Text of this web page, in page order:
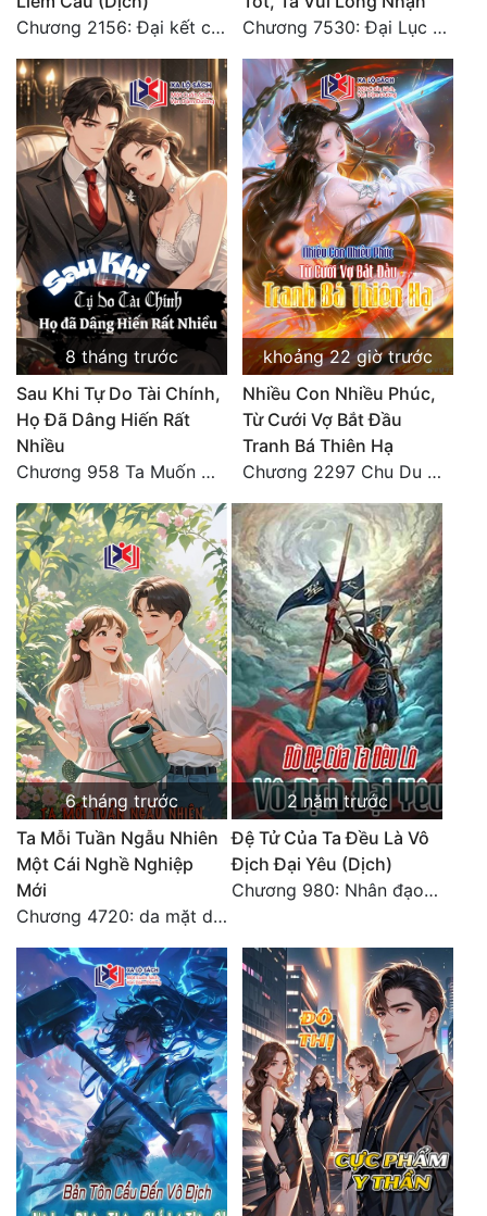
Tu Chân
Tu Tiên
Tội Phạm
Vô Địch
Võ Hiệp
Võng Du
Xuyên Không
Xuyên Nhanh
Xuyên Sách
Xuyên Thư
Điền Văn
Đô Thị
Đông Phương
Đông Phương Huyền Huyễn
Đồng Nhân
Cẩu Đạo Trường Sinh
Ngự Thú
Truyện Nam
Truyện Nữ
Vô Địch Lưu
Xây Dựng Thế Lực
Đam Mỹ
Đẹp Hiệp
Tính Cách Nhân Vật :
Cơ Trí
Sát Phạt Quyết Đoán
Chương 2156: Đại kết cục!!!
Chương 7530: Đại Lục Khởi Nguyên – Kiến Thành 71
8 tháng trước
Sau Khi Tự Do Tài Chính,
Họ Đã Dâng Hiến Rất
Nhiều
Chương 958 Ta Muốn Cùng Các Cô Vĩnh Viễn Ở Bên Nhau (2) Hết
khoảng 22 giờ trước
Nhiều Con Nhiều Phúc,
Từ Cưới Vợ Bắt Đầu
Tranh Bá Thiên Hạ
Chương 2297 Chu Du Du mang thai
6 tháng trước
Ta Mỗi Tuần Ngẫu Nhiên
Một Cái Nghề Nghiệp
Mới
Chương 4720: da mặt dày
2 năm trước
Đệ Tử Của Ta Đều Là Vô
Địch Đại Yêu (Dịch)
Chương 980: Nhân đạo thành Thánh (4). HẾT.